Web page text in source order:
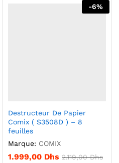
-6%
Destructeur De Papier
Comix ( S3508D ) – 8
feuilles
Marque: COMIX
1.999,00 Dhs 2.119,00Dhs